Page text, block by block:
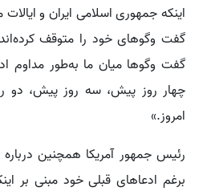
اینکه جمهوری اسلامی ایران و
گفت‌ وگوهای خود را متوقف
گفت‌ وگوها میان ما به‌طور مداوم
چهار روز پیش، سه روز پیش،
امروز.»
رئیس جمهور آمریکا همچنین
برغم ادعاهای قبلی خود مبنی بر